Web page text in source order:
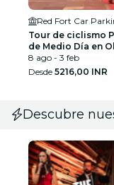
Red Fort Car
Tour de ciclismo
de Medio Día en
Unidad en la
8 ago - 3 feb
Desde 5216,00 INR
Descubre